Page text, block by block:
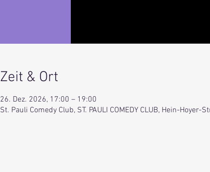
Zeit & Ort
26. Dez. 2026, 17:00 – 19:00
St. Pauli Comedy Club, ST. PAULI COMEDY CLUB, Hein-